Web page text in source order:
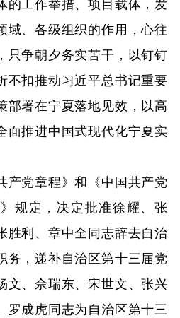
的工作举措、项目载体，发
域、各级组织的作用，心往
只争朝夕务实苦干，以钉钉
不扣推动习近平总书记重要
部署在宁夏落地见效，以高
面推进中国式现代化宁夏实
党章程》和《中国共产党
规定，决定批准徐耀、张
胜利、章中全同志辞去自治
务，递补自治区第十三届党
文、佘瑞东、宋世文、张兴
罗成虎同志为自治区第十三